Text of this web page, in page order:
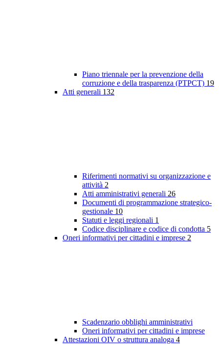
Piano triennale per la prevenzione della
corruzione e della trasparenza (PTPCT) 19
Atti generali 132
Riferimenti normativi su organizzazione e
attività 2
Atti amministrativi generali 26
Documenti di programmazione strategico-
gestionale 10
Statuti e leggi regionali 1
Codice disciplinare e codice di condotta 5
Oneri informativi per cittadini e imprese 2
Scadenzario obblighi amministrativi
Oneri informativi per cittadini e imprese
Attestazioni OIV o struttura analoga 4